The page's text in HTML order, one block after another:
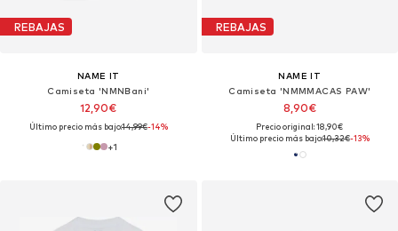
REBAJAS
NAME IT
Camiseta 'NMNBani'
12,90€
Último precio más bajo:14,99€-14%
+1
REBAJAS
NAME IT
Camiseta 'NMMMACAS PAW'
8,90€
Precio original: 18,90€
Último precio más bajo:10,32€-13%